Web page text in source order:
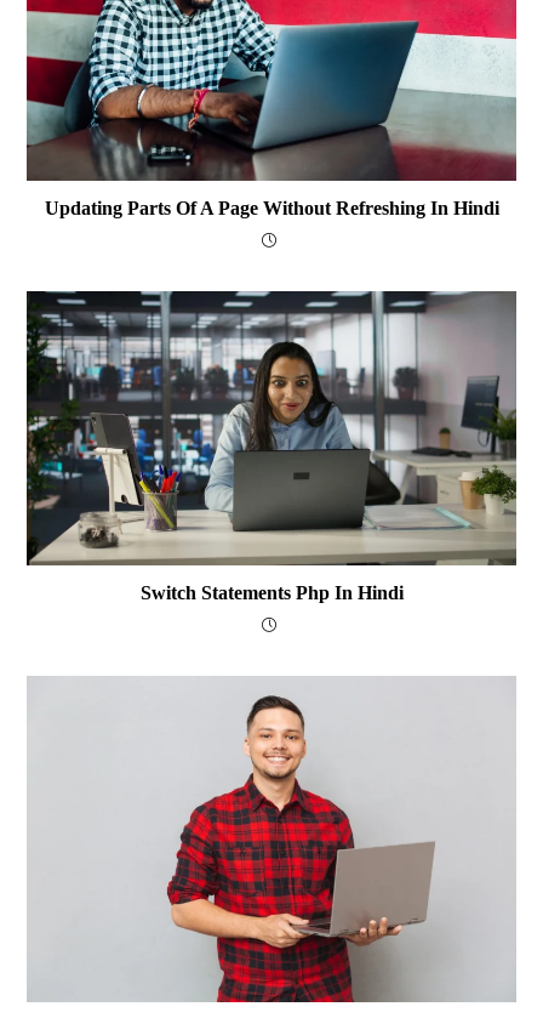
Updating Parts Of A Page Without Refreshing In Hindi
Switch Statements Php In Hindi